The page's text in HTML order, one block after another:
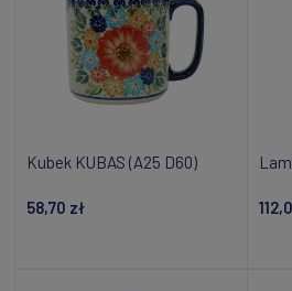
Kubek KUBAS (A25 D60)
58,70 zł